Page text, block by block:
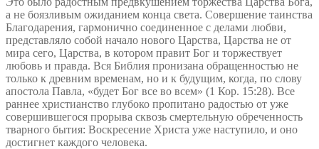
а не боязливым ожиданием конца света. Совершение таинства
Благодарения, гармонично соединенное с делами любви,
представляло собой начало нового Царства, Царства не от
мира сего, Царства, в котором правит Бог и торжествует
любовь и правда. Вся Библия пронизана обращенностью не
только к древним временам, но и к будущим, когда, по слову
апостола Павла, «будет Бог все во всем» (1 Кор. 15:28). Все
раннее христианство глубоко пропитано радостью от уже
совершившегося прорыва сквозь смертельную обреченность
тварного бытия: Воскресение Христа уже наступило, и оно
достигнет каждого человека.